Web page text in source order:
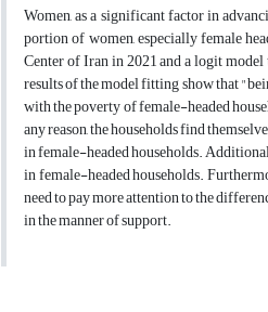
Women, as a significant factor in
portion of women, especially female
Center of Iran in 2021 and a logit
results of the model fitting show that
with the poverty of female-headed
any reason, the households find
in female-headed households.
in female-headed households.
need to pay more attention to the
in the manner of support.